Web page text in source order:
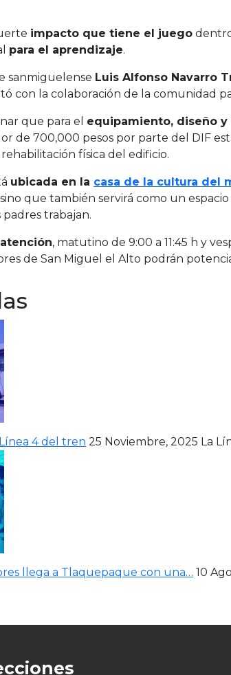
impacto que tiene el juego
para el aprendizaje.
sanmiguelense Luis Alfonso Navarro
con la colaboración de la comunidad
que para el equipamiento, diseño
de 700,000 pesos por parte del DIF
física del edificio.
ubicada en la casa de la cultura del
que también servirá como un
padres trabajan.
, matutino de 9:00 a 11:45 h y
de San Miguel el Alto podrán
4 del tren 25 Noviembre, 2025 La
llega a Tlaquepaque con una… 10